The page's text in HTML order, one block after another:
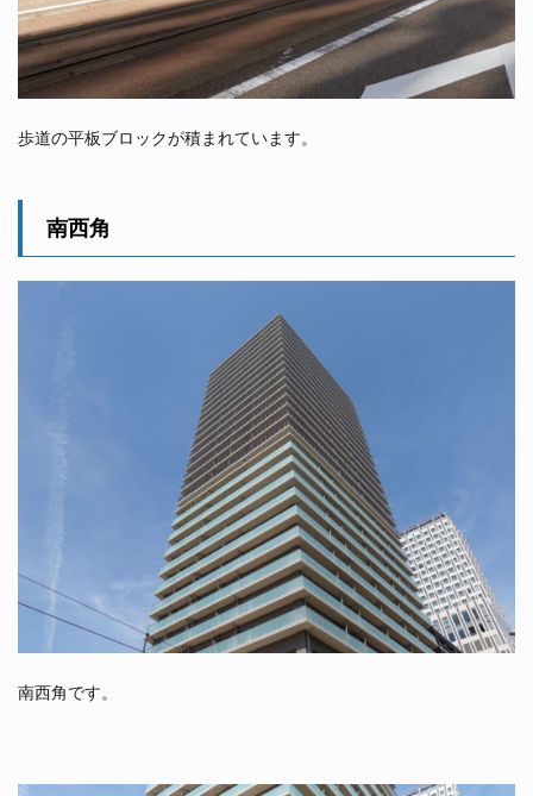
歩道の平板ブロックが積まれています。
南西角
南西角です。